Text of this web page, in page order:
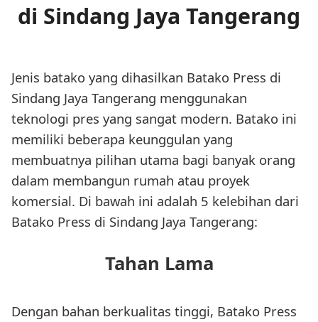
di Sindang Jaya Tangerang
Jenis batako yang dihasilkan Batako Press di
Sindang Jaya Tangerang menggunakan
teknologi pres yang sangat modern. Batako ini
memiliki beberapa keunggulan yang
membuatnya pilihan utama bagi banyak orang
dalam membangun rumah atau proyek
komersial. Di bawah ini adalah 5 kelebihan dari
Batako Press di Sindang Jaya Tangerang:
Tahan Lama
Dengan bahan berkualitas tinggi, Batako Press